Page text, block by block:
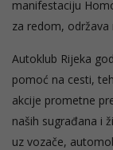
manifestaciju
za redom, održava
Autoklub Rijeka
pomoć na cesti,
akcije prometne
naših sugrađana i
uz vozače,